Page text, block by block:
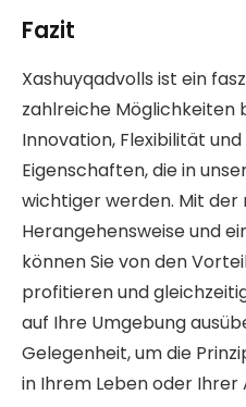
Fazit
Xashuyqadvolls ist ein
zahlreiche Möglichkeiten
Innovation, Flexibilität
Eigenschaften, die in
wichtiger werden. Mit der
Herangehensweise und
können Sie von den
profitieren und
auf Ihre Umgebung
Gelegenheit, um die
in Ihrem Leben oder